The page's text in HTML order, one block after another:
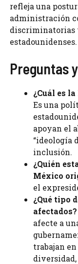
refleja una
administración
discriminatorias
estadounidenses.
Preguntas
¿Cuál es
Es una
apoyan el
“ideología
inclusión.
¿Quién
México
el
¿Qué tipo
afectados?
afecte a
trabajan